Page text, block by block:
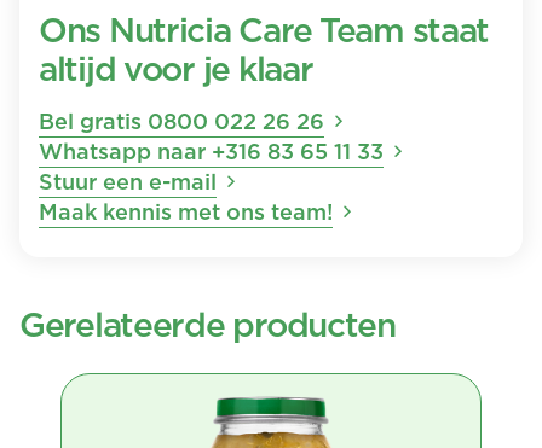
Ons Nutricia Care Team staat
altijd voor je klaar
Bel gratis 0800 022 26 26
Whatsapp naar +316 83 65 11 33
Stuur een e-mail
Maak kennis met ons team!
Gerelateerde producten